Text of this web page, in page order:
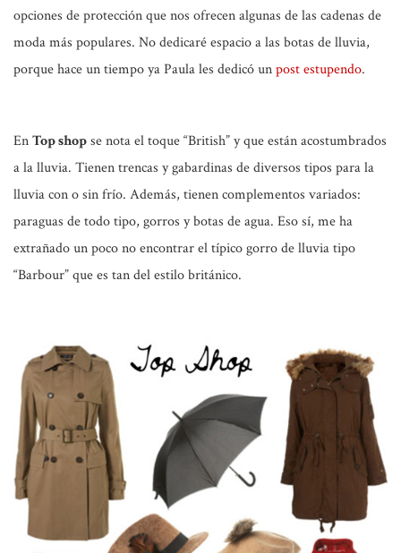
opciones de protección que nos ofrecen algunas de las cadenas de
moda más populares. No dedicaré espacio a las botas de lluvia,
porque hace un tiempo ya Paula les dedicó unpost estupendo.
EnTop shopse nota el toque “British” y que están acostumbrados
a la lluvia. Tienen trencas y gabardinas de diversos tipos para la
lluvia con o sin frío. Además, tienen complementos variados:
paraguas de todo tipo, gorros y botas de agua. Eso sí, me ha
extrañado un poco no encontrar el típico gorro de lluvia tipo
“Barbour” que es tan del estilo británico.